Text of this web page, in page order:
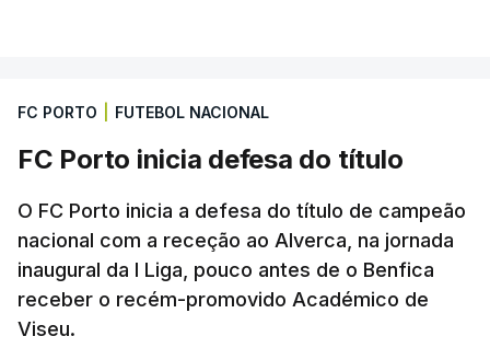
FC PORTO FUTEBOL NACIONAL
FC Porto inicia defesa do título
O FC Porto inicia a defesa do título de campeão
nacional com a receção ao Alverca, na jornada
inaugural da I Liga, pouco antes de o Benfica
receber o recém-promovido Académico de
Viseu.